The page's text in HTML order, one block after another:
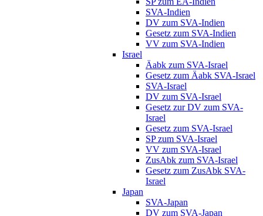
SVA-Indien
DV zum SVA-Indien
Gesetz zum SVA-Indien
VV zum SVA-Indien
Israel
Äabk zum SVA-Israel
Gesetz zum Äabk SVA-Israel
SVA-Israel
DV zum SVA-Israel
Gesetz zur DV zum SVA-
Israel
Gesetz zum SVA-Israel
SP zum SVA-Israel
VV zum SVA-Israel
ZusAbk zum SVA-Israel
Gesetz zum ZusAbk SVA-
Israel
Japan
SVA-Japan
DV zum SVA-Japan